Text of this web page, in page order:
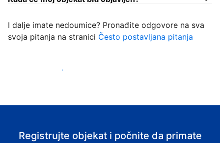
I dalje imate nedoumice? Pronađite odgovore na sva
svoja pitanja na stranici Često postavljana pitanja
Počnite da primate goste
Registrujte objekat i počnite da primate